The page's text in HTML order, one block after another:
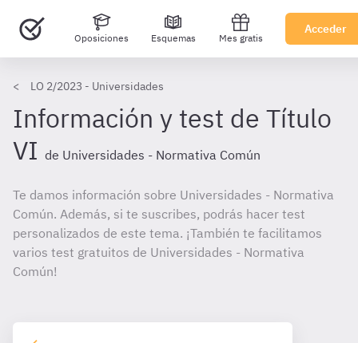
Oposiciones Esquemas Mes gratis
Acceder
LO 2/2023 - Universidades
Información y test de Título
VI de Universidades - Normativa Común
Te damos información sobre Universidades - Normativa
Común. Además, si te suscribes, podrás hacer test
personalizados de este tema. ¡También te facilitamos
varios test gratuitos de Universidades - Normativa
Común!